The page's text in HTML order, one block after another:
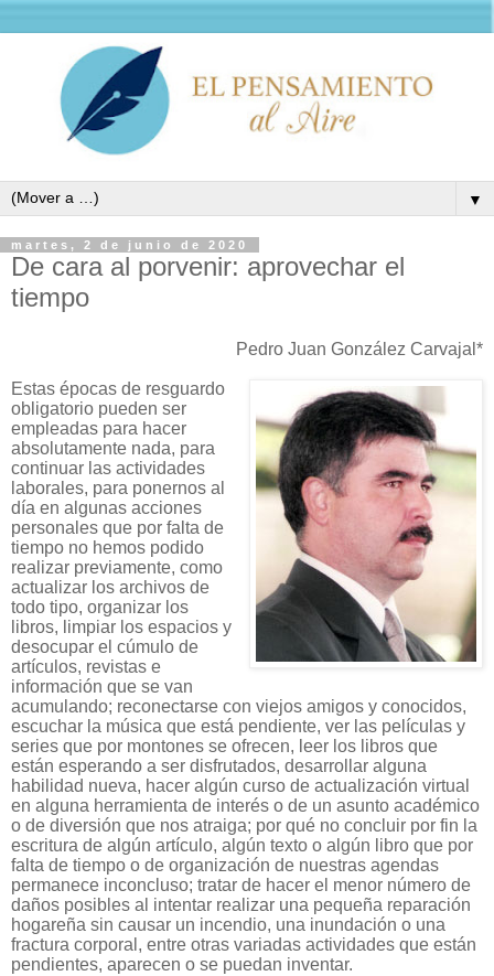
▼
martes, 2 de junio de 2020
De cara al porvenir: aprovechar el
tiempo
Pedro Juan González Carvajal*
Estas épocas de resguardo
obligatorio pueden ser
empleadas para hacer
absolutamente nada, para
continuar las actividades
laborales, para ponernos al
día en algunas acciones
personales que por falta de
tiempo no hemos podido
realizar previamente, como
actualizar los archivos de
todo tipo, organizar los
libros, limpiar los espacios y
desocupar el cúmulo de
artículos, revistas e
información que se van
acumulando; reconectarse con viejos amigos y conocidos,
escuchar la música que está pendiente, ver las películas y
series que por montones se ofrecen, leer los libros que
están esperando a ser disfrutados, desarrollar alguna
habilidad nueva, hacer algún curso de actualización virtual
en alguna herramienta de interés o de un asunto académico
o de diversión que nos atraiga; por qué no concluir por fin la
escritura de algún artículo, algún texto o algún libro que por
falta de tiempo o de organización de nuestras agendas
permanece inconcluso; tratar de hacer el menor número de
daños posibles al intentar realizar una pequeña reparación
hogareña sin causar un incendio, una inundación o una
fractura corporal, entre otras variadas actividades que están
pendientes, aparecen o se puedan inventar.